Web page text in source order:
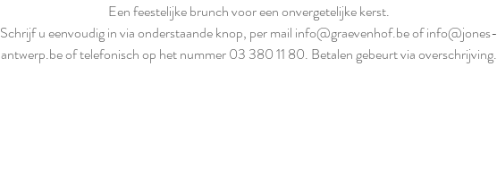
Een feestelijke brunch voor een onvergetelijke kerst.
Schrijf u eenvoudig in via onderstaande knop, per mail info@graevenhof.be of info@jones-
antwerp.be of telefonisch op het nummer 03 380 11 80. Betalen gebeurt via overschrijving.